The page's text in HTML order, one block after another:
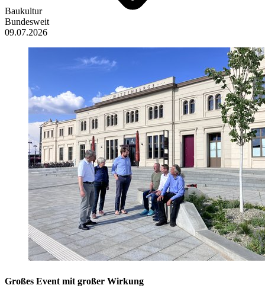
Baukultur
Bundesweit
09.07.2026
Großes Event mit großer Wirkung